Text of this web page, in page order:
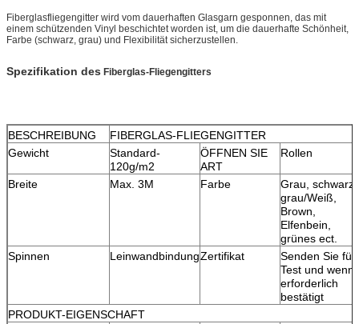
Fiberglasfliegengitter wird vom dauerhaften Glasgarn gesponnen, das mit
einem schützenden Vinyl beschichtet worden ist, um die dauerhafte Schönheit,
Farbe (schwarz, grau) und Flexibilität sicherzustellen.
Spezifikation des Fiberglas-Fliegengitters
BESCHREIBUNG
FIBERGLAS-FLIEGENGITTER
Gewicht
Standard-
120g/m2
ÖFFNEN SIE
ART
Rollen
Breite Max. 3M Farbe
Grau, schwarz,
grau/Weiß,
Brown,
Elfenbein,
grünes ect.
Spinnen
LeinwandbindungZertifikat
Senden Sie für
Test und wenn
erforderlich
bestätigt
PRODUKT-EIGENSCHAFT